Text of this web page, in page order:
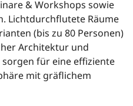
& Workshops sowie
Lichtdurchflutete Räume
(bis zu 80 Personen)
Architektur und
für eine effiziente
mit gräflichem